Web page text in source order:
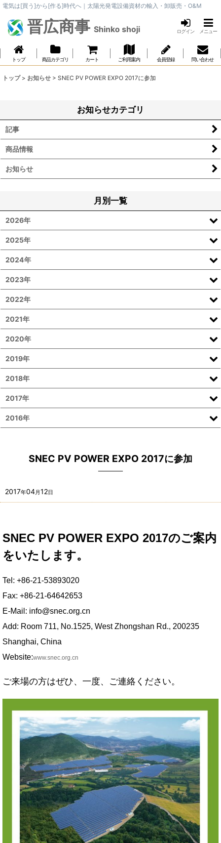
電気は[買う]から[作る]時代へ｜太陽光発電設備資材の輸入・卸販売・O&M
晋広商事 Shinko shoji ログイン メニュー
トップ 商品カテゴリ カート ご利用案内 会員登録 問い合わせ
トップ > お知らせ > SNEC PV POWER EXPO 2017に参加
SNEC PV POWER EXPO 2017に参加
2017年04月12日
SNEC PV POWER EXPO 2017のご案内
をいたします。
Tel: +86-21-53893020
Fax: +86-21-64642653
E-Mail: info@snec.org.cn
Add: Room 711, No.1525, West Zhongshan Rd., 200235
Shanghai, China
Website:www.snec.org.cn
ご来場の方はぜひ、一度、ご連絡ください。
お知らせカテゴリ
記事
商品情報
お知らせ
月別一覧
2026年
2025年
2024年
2023年
2022年
2021年
2020年
2019年
2018年
2017年
2016年